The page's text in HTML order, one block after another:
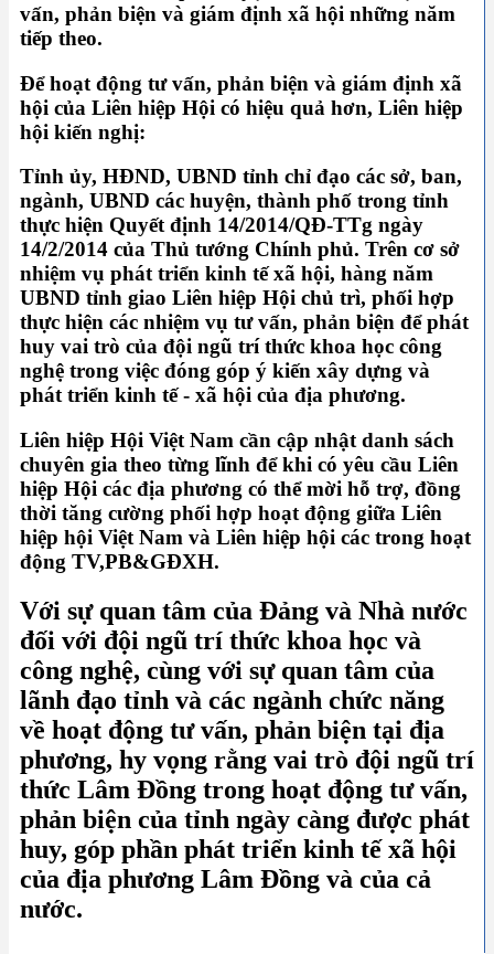
vấn, phản biện và giám định xã hội những năm
tiếp theo.
Để hoạt động tư vấn, phản biện và giám định xã
hội của Liên hiệp Hội có hiệu quả hơn, Liên hiệp
hội kiến nghị:
Tỉnh ủy, HĐND, UBND tỉnh chỉ đạo các sở, ban,
ngành, UBND các huyện, thành phố trong tỉnh
thực hiện Quyết định 14/2014/QĐ-TTg ngày
14/2/2014 của Thủ tướng Chính phủ. Trên cơ sở
nhiệm vụ phát triển kinh tế xã hội, hàng năm
UBND tỉnh giao Liên hiệp Hội chủ trì, phối hợp
thực hiện các nhiệm vụ tư vấn, phản biện để phát
huy vai trò của đội ngũ trí thức khoa học công
nghệ trong việc đóng góp ý kiến xây dựng và
phát triển kinh tế - xã hội của địa phương.
Liên hiệp Hội Việt Nam cần cập nhật danh sách
chuyên gia theo từng lĩnh để khi có yêu cầu Liên
hiệp Hội các địa phương có thể mời hỗ trợ, đồng
thời tăng cường phối hợp hoạt động giữa Liên
hiệp hội Việt Nam và Liên hiệp hội các trong hoạt
động TV,PB&GĐXH.
Với sự quan tâm của Đảng và Nhà nước
đối với đội ngũ trí thức khoa học và
công nghệ, cùng với sự quan tâm của
lãnh đạo tỉnh và các ngành chức năng
về hoạt động tư vấn, phản biện tại địa
phương, hy vọng rằng vai trò đội ngũ trí
thức Lâm Đồng trong hoạt động tư vấn,
phản biện của tỉnh ngày càng được phát
huy, góp phần phát triển kinh tế xã hội
của địa phương Lâm Đồng và của cả
nước.